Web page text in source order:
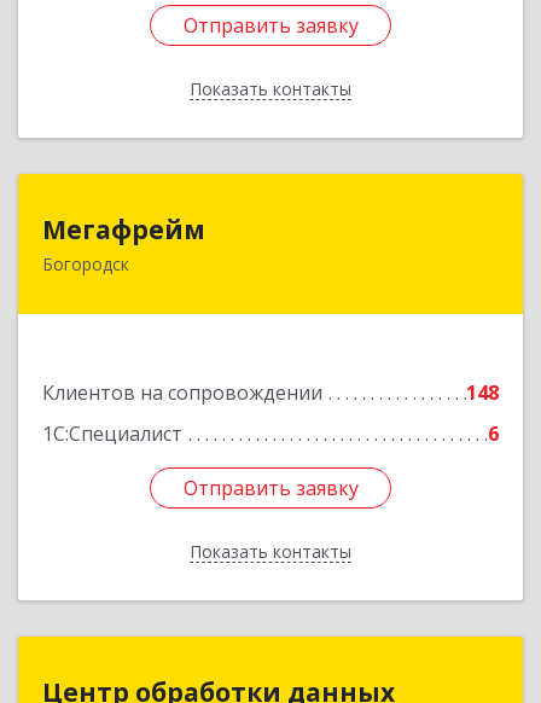
Отправить заявку
Показать контакты
Отправить заявку
Назад
Мегафрейм
Богородск
Клиентов на сопровождении
148
1С:Специалист
6
Отправить заявку
Показать контакты
607600, Нижегородская обл, Богородск г,
Отправить заявку
Назад
Центр обработки данных
Центр обработки данных